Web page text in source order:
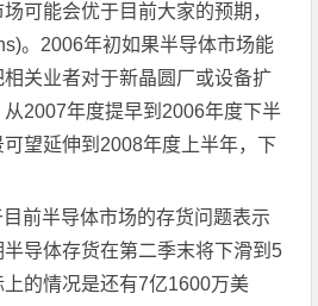
可能会优于目前大家的预期，
。2006年初如果半导体市场能
关业者对于新晶圆厂或设备扩
2007年度提早到2006年度下半
望延伸到2008年度上半年，下
前半导体市场的存货问题表示
导体存货在第二季末将下滑到5
的情况是还有7亿1600万美